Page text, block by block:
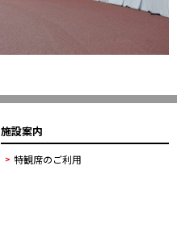
施設案内
特観席のご利用